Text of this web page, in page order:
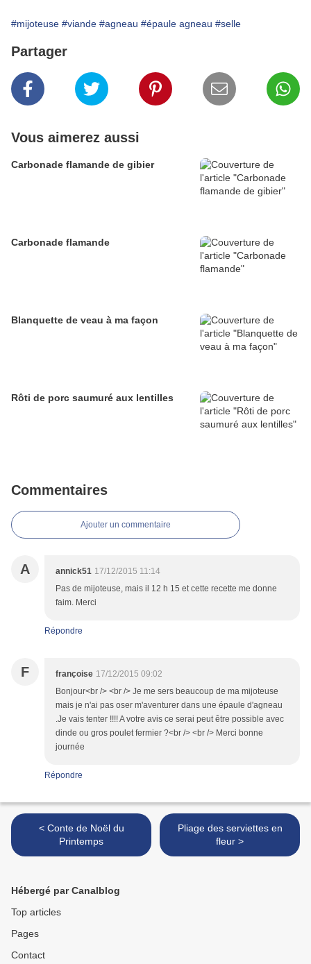
#mijoteuse #viande #agneau #épaule agneau #selle
Partager
Vous aimerez aussi
Carbonade flamande de gibier
Carbonade flamande
Blanquette de veau à ma façon
Rôti de porc saumuré aux lentilles
Commentaires
Ajouter un commentaire
A annick51 17/12/2015 11:14
Pas de mijoteuse, mais il 12 h 15 et cette recette me donne
faim. Merci
Répondre
F françoise 17/12/2015 09:02
Bonjour<br /> <br /> Je me sers beaucoup de ma mijoteuse
mais je n'ai pas oser m'aventurer dans une épaule d'agneau
.Je vais tenter !!!! A votre avis ce serai peut être possible avec
dinde ou gros poulet fermier ?<br /> <br /> Merci bonne
journée
Répondre
< Conte de Noël du
Printemps
Pliage des serviettes en
fleur >
Hébergé par Canalblog
Top articles
Pages
Contact